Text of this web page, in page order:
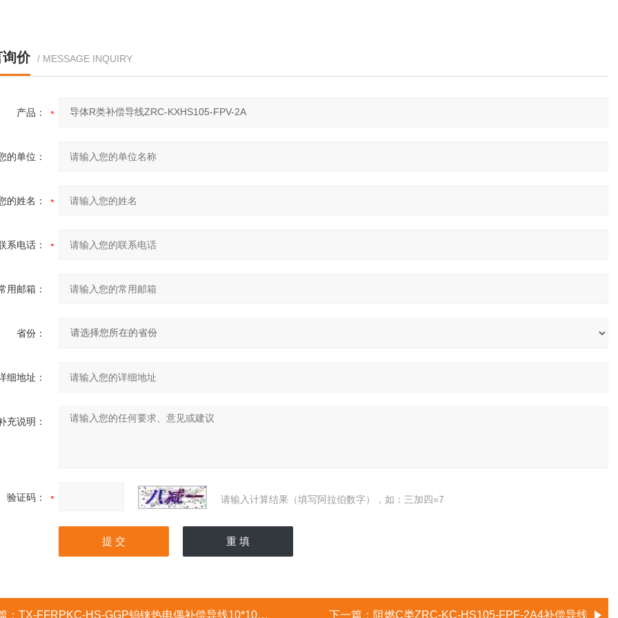
价 / MESSAGE INQUIRY
产品：
的单位：
的姓名：
系电话：
用邮箱：
省份：
细地址：
充说明：
验证码： 请输入计算结果（填写阿拉伯数字），如：三加四=7
： TX-FFRPKC-HS-GGP钨铼热电偶补偿导线10*10电阻率 下一篇： 阻燃C类ZRC-KC-HS105-FPF-2A4补偿导线